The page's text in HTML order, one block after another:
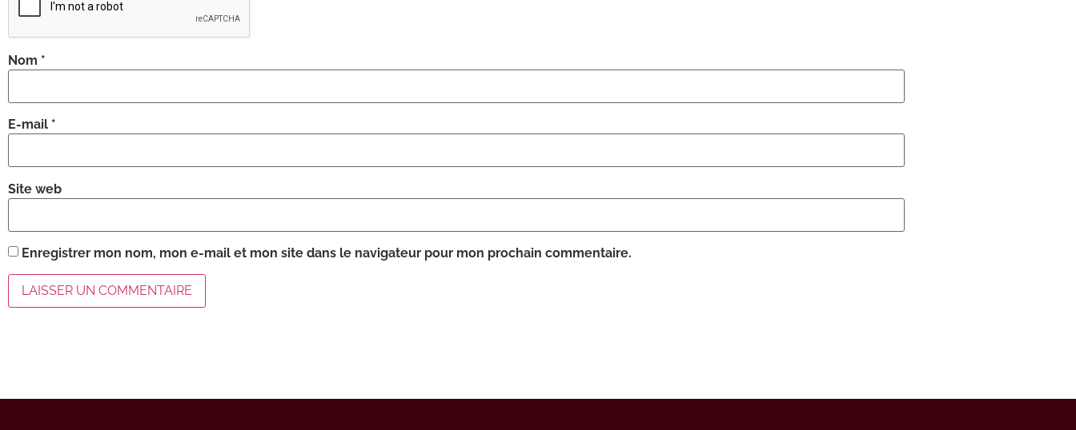
Nom *
E-mail *
Site web
Enregistrer mon nom, mon e-mail et mon site dans le navigateur pour mon prochain commentaire.